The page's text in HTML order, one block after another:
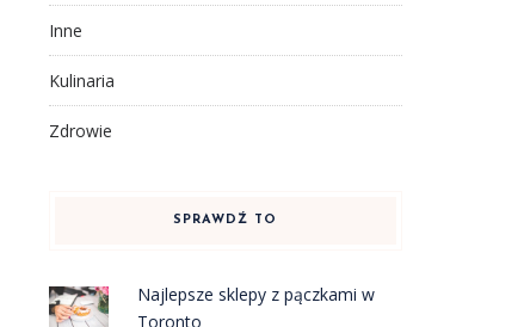
Inne
Kulinaria
Zdrowie
SPRAWDŹ TO
Najlepsze sklepy z pączkami w
Toronto